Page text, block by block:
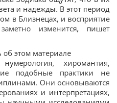
и надежды. В этот период
в Близнецах, и восприятие
изменится, пишет
об этом материале
хиромантия,
подобные практики не
Они основываются
и интерпретациях,